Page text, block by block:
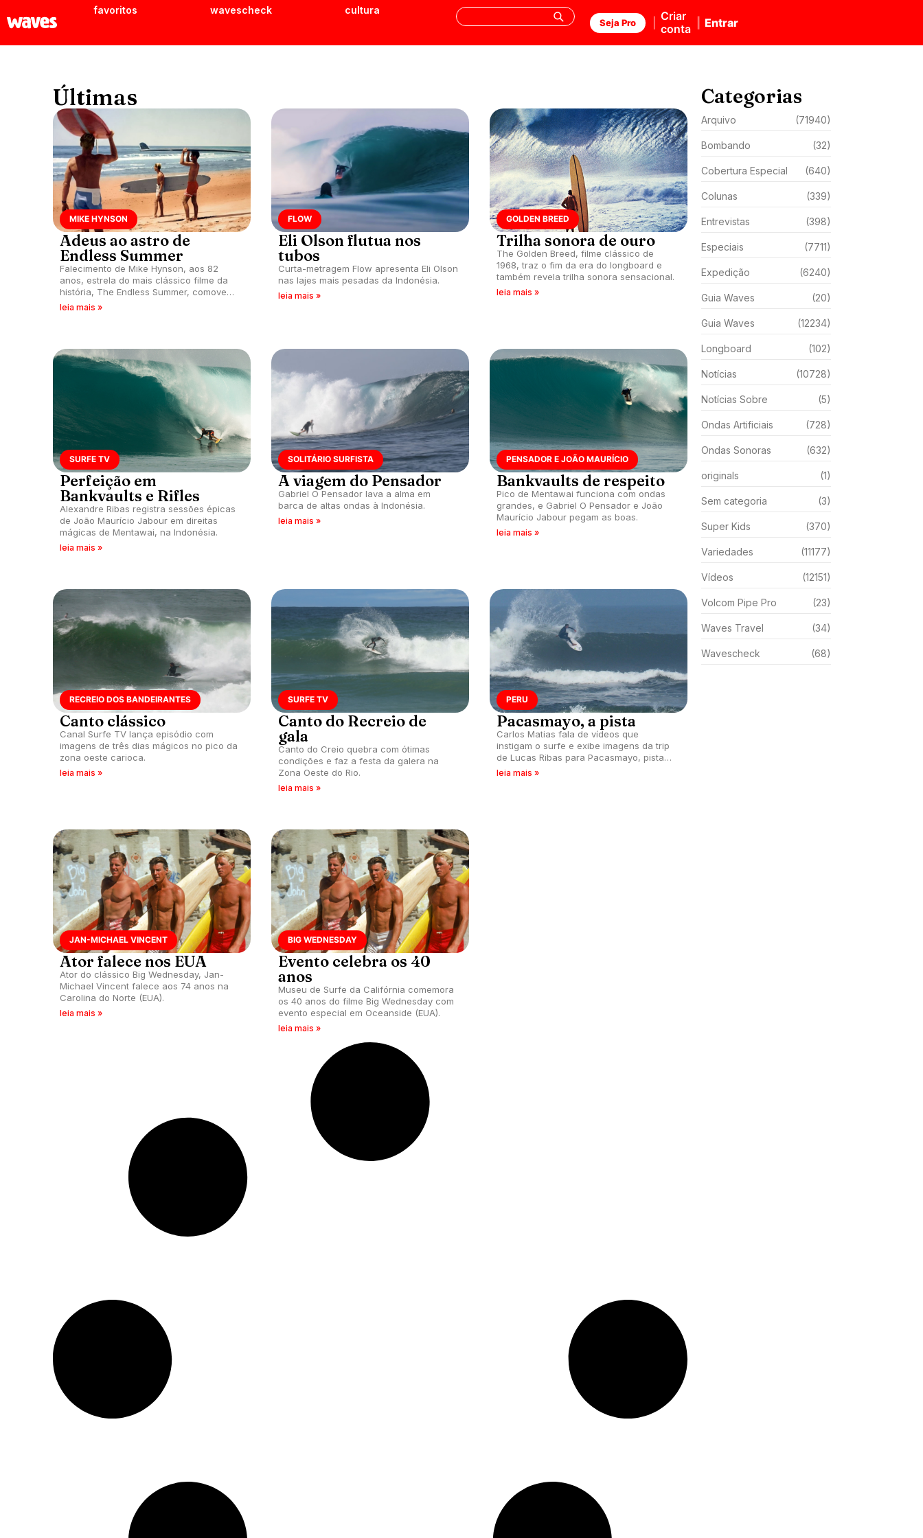
favoritos wavescheck cultura
Seja Pro
Criar
conta
Entrar
Últimas
MIKE HYNSON
Adeus ao astro de
Endless Summer
Falecimento de Mike Hynson, aos 82
anos, estrela do mais clássico filme da
história, The Endless Summer, comove
comunidade internacional do surfe.
leia mais »
FLOW
Eli Olson flutua nos
tubos
Curta-metragem Flow apresenta Eli Olson
nas lajes mais pesadas da Indonésia.
leia mais »
GOLDEN BREED
Trilha sonora de ouro
The Golden Breed, filme clássico de
1968, traz o fim da era do longboard e
também revela trilha sonora sensacional.
leia mais »
SURFE TV
Perfeição em
Bankvaults e Rifles
Alexandre Ribas registra sessões épicas
de João Maurício Jabour em direitas
mágicas de Mentawai, na Indonésia.
leia mais »
SOLITÁRIO SURFISTA
A viagem do Pensador
Gabriel O Pensador lava a alma em
barca de altas ondas à Indonésia.
leia mais »
PENSADOR E JOÃO MAURÍCIO
Bankvaults de respeito
Pico de Mentawai funciona com ondas
grandes, e Gabriel O Pensador e João
Maurício Jabour pegam as boas.
leia mais »
RECREIO DOS BANDEIRANTES
Canto clássico
Canal Surfe TV lança episódio com
imagens de três dias mágicos no pico da
zona oeste carioca.
leia mais »
SURFE TV
Canto do Recreio de
gala
Canto do Creio quebra com ótimas
condições e faz a festa da galera na
Zona Oeste do Rio.
leia mais »
PERU
Pacasmayo, a pista
Carlos Matias fala de vídeos que
instigam o surfe e exibe imagens da trip
de Lucas Ribas para Pacasmayo, pista
peruana de manobras.
leia mais »
JAN-MICHAEL VINCENT
Ator falece nos EUA
Ator do clássico Big Wednesday, Jan-
Michael Vincent falece aos 74 anos na
Carolina do Norte (EUA).
leia mais »
BIG WEDNESDAY
Evento celebra os 40
anos
Museu de Surfe da Califórnia comemora
os 40 anos do filme Big Wednesday com
evento especial em Oceanside (EUA).
leia mais »
Categorias
Arquivo (71940)
Bombando (32)
Cobertura Especial (640)
Colunas (339)
Entrevistas (398)
Especiais (7711)
Expedição (6240)
Guia Waves (20)
Guia Waves (12234)
Longboard (102)
Notícias (10728)
Notícias Sobre (5)
Ondas Artificiais (728)
Ondas Sonoras (632)
originals (1)
Sem categoria (3)
Super Kids (370)
Variedades (11177)
Vídeos (12151)
Volcom Pipe Pro (23)
Waves Travel (34)
Wavescheck (68)